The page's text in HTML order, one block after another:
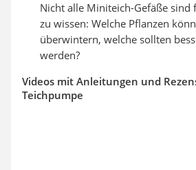
Nicht alle Miniteich-Gefäße sind
zu wissen: Welche Pflanzen
überwintern, welche sollten
werden?
Videos mit Anleitungen und
Teichpumpe